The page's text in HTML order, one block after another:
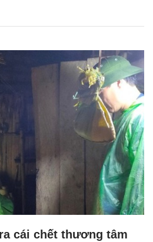
cái chết thương tâm